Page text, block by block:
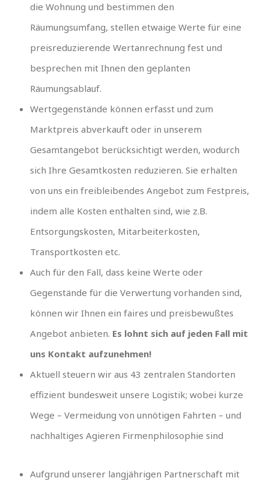
die Wohnung und bestimmen den
Räumungsumfang, stellen etwaige Werte für eine
preisreduzierende Wertanrechnung fest und
besprechen mit Ihnen den geplanten
Räumungsablauf.
Wertgegenstände können erfasst und zum
Marktpreis abverkauft oder in unserem
Gesamtangebot berücksichtigt werden, wodurch
sich Ihre Gesamtkosten reduzieren. Sie erhalten
von uns ein freibleibendes Angebot zum Festpreis,
indem alle Kosten enthalten sind, wie z.B.
Entsorgungskosten, Mitarbeiterkosten,
Transportkosten etc.
Auch für den Fall, dass keine Werte oder
Gegenstände für die Verwertung vorhanden sind,
können wir Ihnen ein faires und preisbewußtes
Angebot anbieten. Es lohnt sich auf jeden Fall mit
uns Kontakt aufzunehmen!
Aktuell steuern wir aus 43 zentralen Standorten
effizient bundesweit unsere Logistik; wobei kurze
Wege – Vermeidung von unnötigen Fahrten – und
nachhaltiges Agieren Firmenphilosophie sind
Aufgrund unserer langjährigen Partnerschaft mit